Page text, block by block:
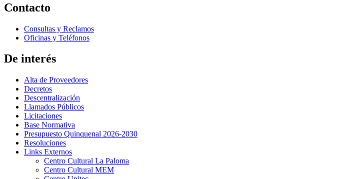
Contacto
Consultas y Reclamos
Oficinas y Teléfonos
De interés
Alta de Proveedores
Decretos
Descentralización
Llamados Públicos
Licitaciones
Base Normativa
Presupuesto Quinquenal 2026-2030
Resoluciones
Links Externos
Centro Cultural La Paloma
Centro Cultural MEM